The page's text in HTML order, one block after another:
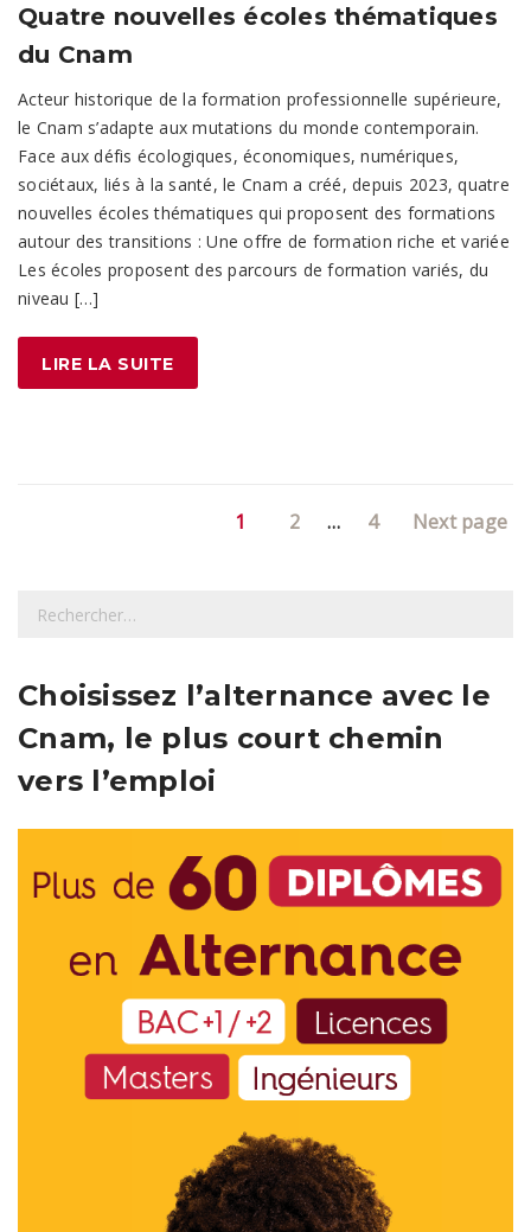
Quatre nouvelles écoles thématiques
du Cnam
Acteur historique de la formation professionnelle supérieure,
le Cnam s’adapte aux mutations du monde contemporain.
Face aux défis écologiques, économiques, numériques,
sociétaux, liés à la santé, le Cnam a créé, depuis 2023, quatre
nouvelles écoles thématiques qui proposent des formations
autour des transitions : Une offre de formation riche et variée
Les écoles proposent des parcours de formation variés, du
niveau […]
LIRE LA SUITE
Page
1 Page
2 … Page
4 Next page
h
r
c
e
Choisissez l’alternance avec le
Cnam, le plus court chemin
vers l’emploi